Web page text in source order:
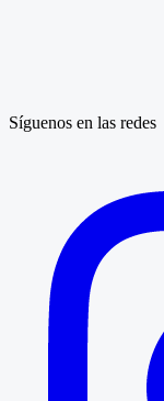
Síguenos en las redes